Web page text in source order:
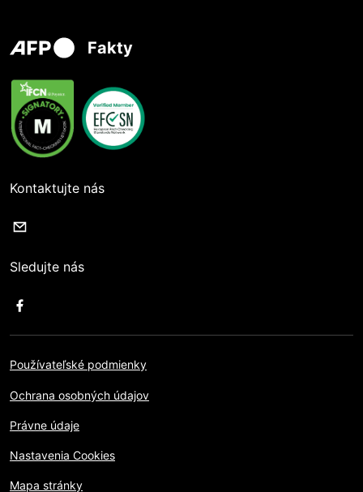
Fakty
Kontaktujte nás
Sledujte nás
Používateľské podmienky
Ochrana osobných údajov
Právne údaje
Nastavenia Cookies
Mapa stránky